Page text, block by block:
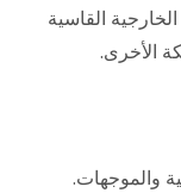
القاسية